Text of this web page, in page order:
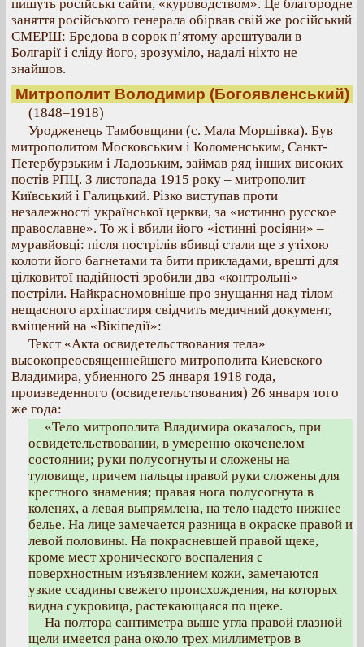
пишуть російські сайти, «куроводством». Це благородне
заняття російського генерала обірвав свій же російський
СМЕРШ: Бредова в сорок п’ятому арештували в
Болгарії і сліду його, зрозуміло, надалі ніхто не
знайшов.
Митрополит Володимир (Богоявленський)
(1848–1918)
Уродженець Тамбовщини (с. Мала Моршівка). Був
митрополитом Московським і Коломенським, Санкт-
Петербурзьким і Ладозьким, займав ряд інших високих
постів РПЦ. З листопада 1915 року – митрополит
Київський і Галицький. Різко виступав проти
незалежності української церкви, за «истинно русское
православне». То ж і вбили його «істинні росіяни» –
муравйовці: після пострілів вбивці стали ще з утіхою
колоти його багнетами та бити прикладами, врешті для
цілковитої надійності зробили два «контрольні»
постріли. Найкрасномовніше про знущання над тілом
нещасного архіпастиря свідчить медичний документ,
вміщений на «Вікіпедії»:
Текст «Акта освидетельствования тела»
высокопреосвященнейшего митрополита Киевского
Владимира, убиенного 25 января 1918 года,
произведенного (освидетельствования) 26 января того
же года:
«Тело митрополита Владимира оказалось, при
освидетельствовании, в умеренно окоченелом
состоянии; руки полусогнуты и сложены на
туловище, причем пальцы правой руки сложены для
крестного знамения; правая нога полусогнута в
коленях, а левая выпрямлена, на тело надето нижнее
белье. На лице замечается разница в окраске правой и
левой половины. На покрасневшей правой щеке,
кроме мест хронического воспаления с
поверхностным изъязвлением кожи, замечаются
узкие ссадины свежего происхождения, на которых
видна сукровица, растекающаяся по щеке.
На полтора сантиметра выше угла правой глазной
щели имеется рана около трех миллиметров в